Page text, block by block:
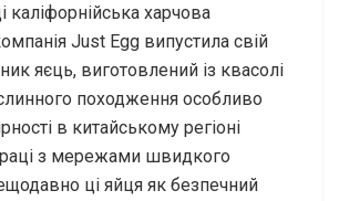
харчова
Just Egg випустила свій
яєць, виготовлений із квасолі
походження особливо
в китайському регіоні
з мережами швидкого
ці яйця як безпечний